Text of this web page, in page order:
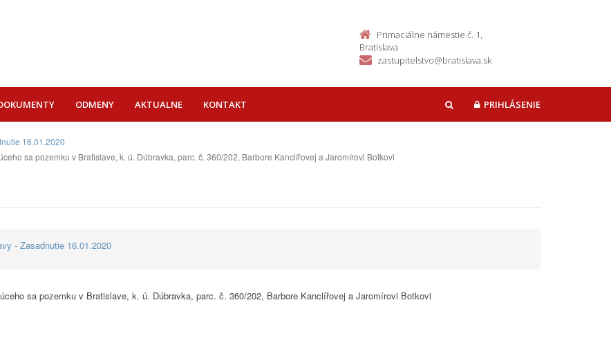
Primaciálne námestie č. 1,
Bratislava
zastupitelstvo@bratislava.sk
ODMENY AKTUALNE KONTAKT HĽADAŤPRIHLÁSENIE
16.01.2020
sa pozemku v Bratislave, k. ú. Dúbravka, parc. č. 360/202, Barbore Kanclířovej a Jaromírovi Botkovi
- Zasadnutie 16.01.2020
sa pozemku v Bratislave, k. ú. Dúbravka, parc. č. 360/202, Barbore Kanclířovej a Jaromírovi Botkovi